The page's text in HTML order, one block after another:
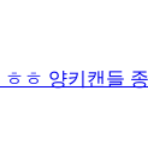
ㅎ 양키캔들